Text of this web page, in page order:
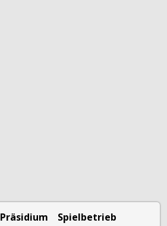
Präsidium
Spielbetrieb